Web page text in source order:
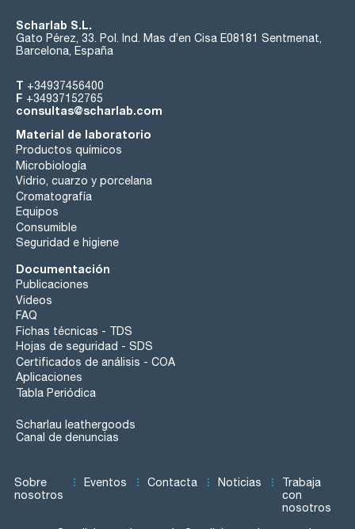
Scharlab S.L.
Gato Pérez, 33. Pol. Ind. Mas d’en Cisa E08181 Sentmenat,
Barcelona, España
T +34937456400
F +34937152765
consultas@scharlab.com
Material de laboratorio
Productos químicos
Microbiología
Vidrio, cuarzo y porcelana
Cromatografía
Equipos
Consumible
Seguridad e higiene
Documentación
Publicaciones
Videos
FAQ
Fichas técnicas - TDS
Hojas de seguridad - SDS
Certificados de análisis - COA
Aplicaciones
Tabla Periódica
Scharlau leathergoods
Canal de denuncias
Sobre
nosotros
Eventos Contacta Noticias
Trabaja
con
nosotros